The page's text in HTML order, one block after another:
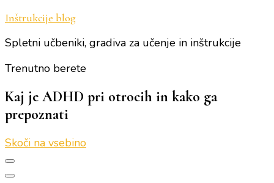
Inštrukcije blog
Spletni učbeniki, gradiva za učenje in inštrukcije
Trenutno berete
Kaj je ADHD pri otrocih in kako ga
prepoznati
Skoči na vsebino